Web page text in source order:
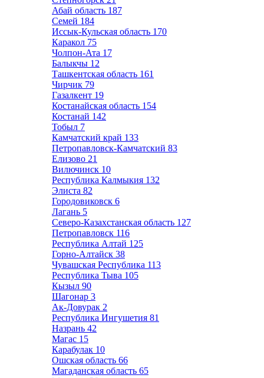
Абай область 187
Семей 184
Иссык-Кульская область 170
Каракол 75
Чолпон-Ата 17
Балыкчы 12
Ташкентская область 161
Чирчик 79
Газалкент 19
Костанайская область 154
Костанай 142
Тобыл 7
Камчатский край 133
Петропавловск-Камчатский 83
Елизово 21
Вилючинск 10
Республика Калмыкия 132
Элиста 82
Городовиковск 6
Лагань 5
Северо-Казахстанская область 127
Петропавловск 116
Республика Алтай 125
Горно-Алтайск 38
Чувашская Республика 113
Республика Тыва 105
Кызыл 90
Шагонар 3
Ак-Довурак 2
Республика Ингушетия 81
Назрань 42
Магас 15
Карабулак 10
Ошская область 66
Магаданская область 65